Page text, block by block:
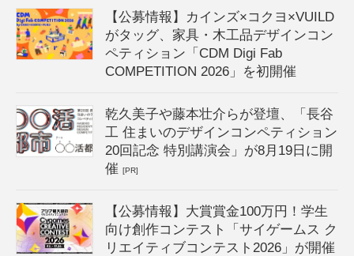
【公募情報】カインズ×コクヨ×VUILD
がタッグ、家具・木工品デザインコン
ペティション「CDM Digi Fab
COMPETITION 2026」を初開催
乾久美子や藤本壮介らが登壇、「長谷
工 住まいのデザインコンペティション
20回記念 特別講演会」が8月19日に開
催[PR]
【公募情報】大賞賞金100万円！学生
向け創作コンテスト「サイゲームス ク
リエイティブコンテスト2026」が開催